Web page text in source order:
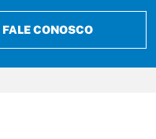
FALE CONOSCO